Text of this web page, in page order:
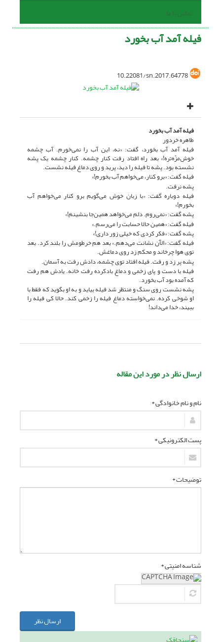
تماس با ما
فیله آمد آب بخورد
10.22081/sn.2017.64778
فیله آمد آب بخورد
طاهره خردور
فیله آمد آب بخورد، گفت: «نه، این آب را نمی‌خورم. آب چشمه
خوش‌مزّه‌تره!» بعد راه افتاد رفت کنار چشمه. کنار چشمه یک پشه
نشسته بود. پشه تا فیله را دید، پرید و روی دماغ فیله نشست.
فیله گفت: «برو کنار، می‌خواهم آب بخورم!»
پشه نرفت.
فیله دوباره گفت: «با زبان خوش می‌گویم برو کنار می‌خواهم آب
بخورم!»
پشه گفت: «نمی‌روم. دلم می‌خواهد همین‌جا بنشینم!»
فیله گفت: «همین حالا حسابت را می‌رسم.»
پشه گفت: «فکر کردی که خیلی زور داری!»
فیله گفت: «الآن نشانت می‌دهم.» بعد هم خرطومش را بلند کرد. بعد
توی هوا چرخاند و محکم زد روی دماغش.
پشه پر زد و رفت. فیله افتاد توی چشمه، دادش رفت به آسمان.
فیله با دست و پای زخمی و دماغ بادکرده رفت خانه. یادش هم رفت
که آمده بود آب بخورد.
پشه نشست روی سنگ و منتظر شد فیله بیاید و به او بگوید که فقط با
او شوخی کرده. نمی‌خواسته دماغ فیله را زخمی کند. حالا کی فیله را
ببیند، خدا می‌داند!
ارسال نظر در مورد این مقاله
نام و نام خانوادگی *
پست الکترونیکی *
توضیحات *
شناسه امنیتی *
ارسال نظر